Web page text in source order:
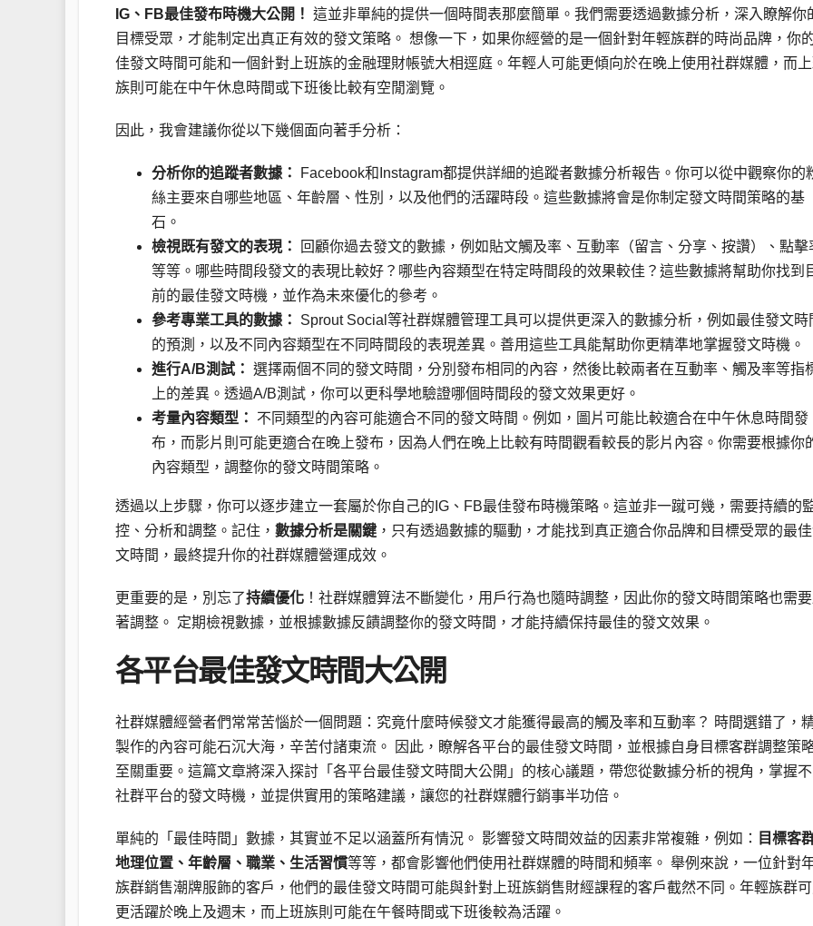
IG、FB最佳發布時機大公開！ 這並非單純的提供一個時間表那麼簡單。我們需要透過數據分析，深入瞭解你
目標受眾，才能制定出真正有效的發文策略。 想像一下，如果你經營的是一個針對年輕族群的時尚品牌，你
佳發文時間可能和一個針對上班族的金融理財帳號大相逕庭。年輕人可能更傾向於在晚上使用社群媒體，而
族則可能在中午休息時間或下班後比較有空閒瀏覽。
因此，我會建議你從以下幾個面向著手分析：
分析你的追蹤者數據：
Facebook和Instagram都提供詳細的追蹤者數據分析報告。你可以從中觀察你的
絲主要來自哪些地區、年齡層、性別，以及他們的活躍時段。這些數據將會是你制定發文時間策略的基
石。
檢視既有發文的表現：
回顧你過去發文的數據，例如貼文觸及率、互動率（留言、分享、按讚）、點擊
等等。哪些時間段發文的表現比較好？哪些內容類型在特定時間段的效果較佳？這些數據將幫助你找到
前的最佳發文時機，並作為未來優化的參考。
參考專業工具的數據：
Sprout Social等社群媒體管理工具可以提供更深入的數據分析，例如最佳發文時
的預測，以及不同內容類型在不同時間段的表現差異。善用這些工具能幫助你更精準地掌握發文時機。
進行A/B測試： 選擇兩個不同的發文時間，分別發布相同的內容，然後比較兩者在互動率、觸及率等指
上的差異。透過A/B測試，你可以更科學地驗證哪個時間段的發文效果更好。
考量內容類型：
不同類型的內容可能適合不同的發文時間。例如，圖片可能比較適合在中午休息時間發
布，而影片則可能更適合在晚上發布，因為人們在晚上比較有時間觀看較長的影片內容。你需要根據你
內容類型，調整你的發文時間策略。
透過以上步驟，你可以逐步建立一套屬於你自己的IG、FB最佳發布時機策略。這並非一蹴可幾，需要持續的
控、分析和調整。記住， 數據分析是關鍵 ，只有透過數據的驅動，才能找到真正適合你品牌和目標受眾的最
文時間，最終提升你的社群媒體營運成效。
更重要的是，別忘了持續優化 ！社群媒體算法不斷變化，用戶行為也隨時調整，因此你的發文時間策略也需
著調整。 定期檢視數據，並根據數據反饋調整你的發文時間，才能持續保持最佳的發文效果。
各平台最佳發文時間大公開
社群媒體經營者們常常苦惱於一個問題：究竟什麼時候發文才能獲得最高的觸及率和互動率？ 時間選錯了，
製作的內容可能石沉大海，辛苦付諸東流。 因此，瞭解各平台的最佳發文時間，並根據自身目標客群調整策略
至關重要。這篇文章將深入探討「各平台最佳發文時間大公開」的核心議題，帶您從數據分析的視角，掌握不
社群平台的發文時機，並提供實用的策略建議，讓您的社群媒體行銷事半功倍。
單純的「最佳時間」數據，其實並不足以涵蓋所有情況。 影響發文時間效益的因素非常複雜，例如：
目標客
地理位置、年齡層、職業、生活習慣等等，都會影響他們使用社群媒體的時間和頻率。 舉例來說，一位針對
族群銷售潮牌服飾的客戶，他們的最佳發文時間可能與針對上班族銷售財經課程的客戶截然不同。年輕族群
更活躍於晚上及週末，而上班族則可能在午餐時間或下班後較為活躍。